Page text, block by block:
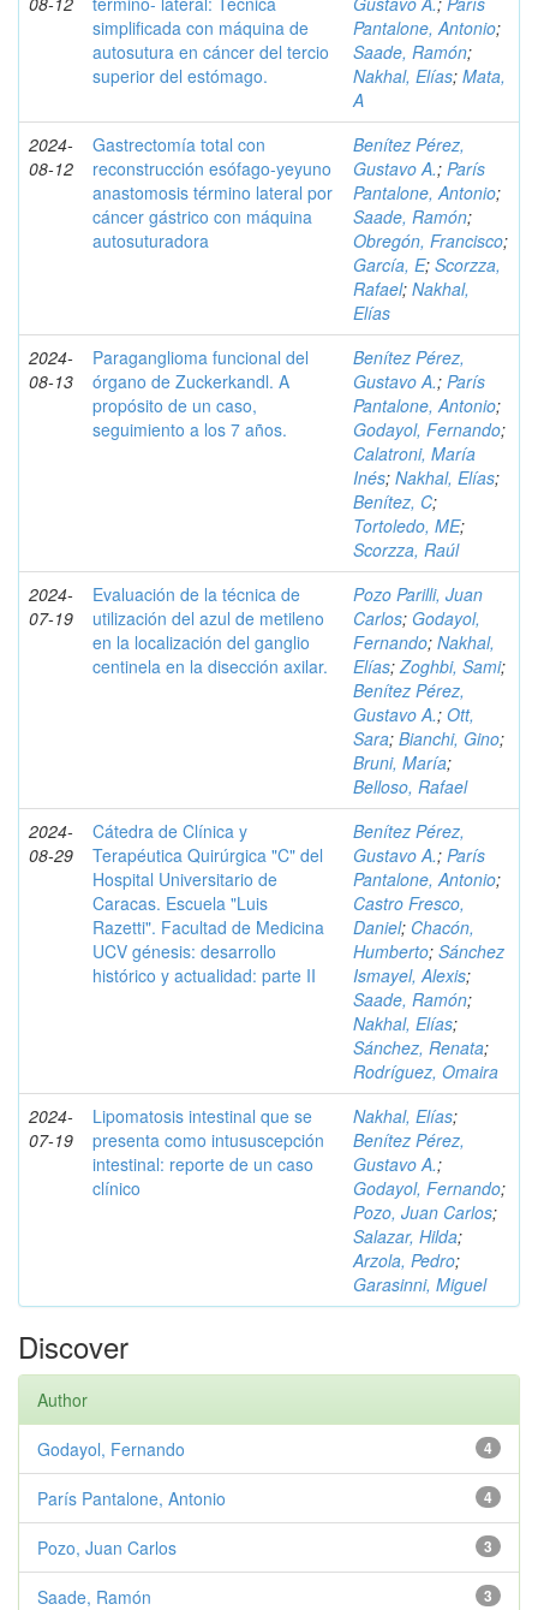
simplificada con máquina de
autosutura en cáncer del tercio
superior del estómago.
Pantalone, Antonio;
Saade, Ramón;
Nakhal, Elías; Mata,
A
2024-
08-12
Gastrectomía total con
reconstrucción esófago-yeyuno
anastomosis término lateral por
cáncer gástrico con máquina
autosuturadora
Benítez Pérez,
Gustavo A.; París
Pantalone, Antonio;
Saade, Ramón;
Obregón, Francisco;
García, E; Scorzza,
Rafael; Nakhal,
Elías
2024-
08-13
Paraganglioma funcional del
órgano de Zuckerkandl. A
propósito de un caso,
seguimiento a los 7 años.
Benítez Pérez,
Gustavo A.; París
Pantalone, Antonio;
Godayol, Fernando;
Calatroni, María
Inés; Nakhal, Elías;
Benítez, C;
Tortoledo, ME;
Scorzza, Raúl
2024-
07-19
Evaluación de la técnica de
utilización del azul de metileno
en la localización del ganglio
centinela en la disección axilar.
Pozo Parilli, Juan
Carlos; Godayol,
Fernando; Nakhal,
Elías;Zoghbi, Sami;
Benítez Pérez,
Gustavo A.; Ott,
Sara; Bianchi, Gino;
Bruni, María;
Belloso, Rafael
2024-
08-29
Cátedra de Clínica y
Terapéutica Quirúrgica "C" del
Hospital Universitario de
Caracas. Escuela "Luis
Razetti". Facultad de Medicina
UCV génesis: desarrollo
histórico y actualidad: parte II
Benítez Pérez,
Gustavo A.; París
Pantalone, Antonio;
Castro Fresco,
Daniel; Chacón,
Humberto; Sánchez
Ismayel, Alexis;
Saade, Ramón;
Nakhal, Elías;
Sánchez, Renata;
Rodríguez, Omaira
2024-
07-19
Lipomatosis intestinal que se
presenta como intususcepción
intestinal: reporte de un caso
clínico
Nakhal, Elías;
Benítez Pérez,
Gustavo A.;
Godayol, Fernando;
Pozo, Juan Carlos;
Salazar, Hilda;
Arzola, Pedro;
Garasinni, Miguel
Discover
Author
4
Godayol, Fernando
4
París Pantalone, Antonio
3
Pozo, Juan Carlos
3
Saade, Ramón